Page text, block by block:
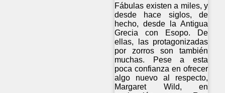
Fábulas existen a miles, y
desde hace siglos, de
hecho, desde la Antigua
Grecia con Esopo. De
ellas, las protagonizadas
por zorros son también
muchas. Pese a esta
poca confianza en ofrecer
algo nuevo al respecto,
Margaret Wild, en